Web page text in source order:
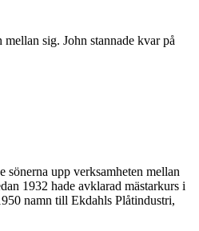
sig. John stannade kvar på
upp verksamheten mellan
1932 hade avklarad mästarkurs i
namn till Ekdahls Plåtindustri,